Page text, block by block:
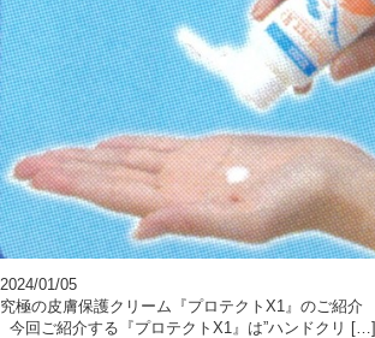
2024/01/05
究極の皮膚保護クリーム『プロテクトX1』のご紹介
今回ご紹介する『プロテクトX1』は”ハンドクリ […]